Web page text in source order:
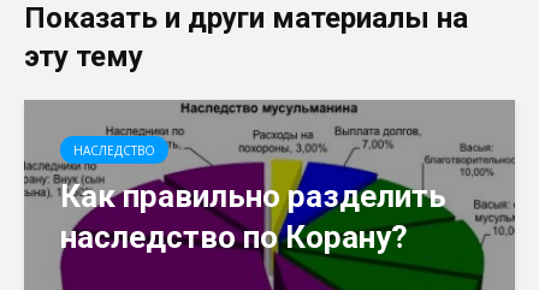
Показать и други материалы на
эту тему
НАСЛЕДСТВO
Как правильно разделить
наследство по Корану?